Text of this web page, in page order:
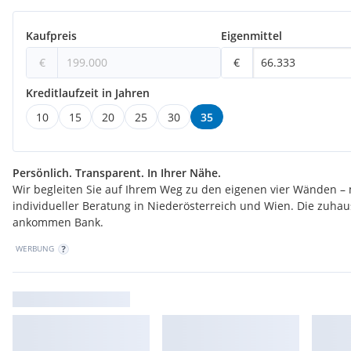
Kontakt & Besichtigung
Für weitere Informationen oder zur Vereinbarung eines
IhnenHerr Kevin Matyasgerne zur Verfügung:
+43 664 18 14 655
Kevin.matyas@Prime-Immobilien.at
Wir weisen darauf hin, dass zwischen dem Vermittler und dem
familiäres oder wirtschaftliches Naheverhältnis besteht.
Der Vermittler ist als Doppelmakler tätig.
Kaufpreis
€
Eigenmittel
€
Kreditlaufzeit in Jahren
10
15 20 25 30 35
Persönlich. Transparent. In Ihrer Nähe.
Wir begleiten Sie auf Ihrem Weg zu den eigenen vier Wänden –
individueller Beratung in Niederösterreich und Wien. Die
ankommen Bank.
WERBUNG